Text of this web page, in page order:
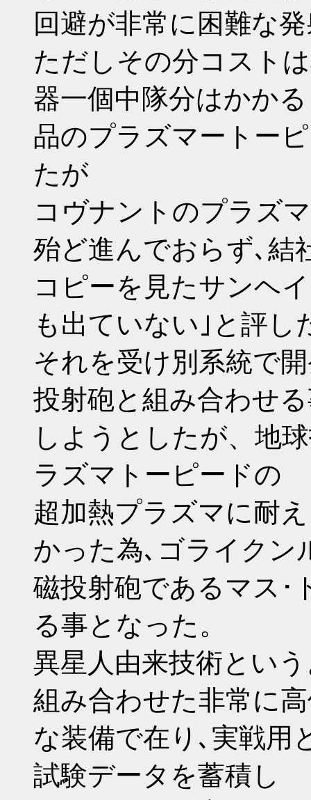
回避が非常に困難な
ただしその分コスト
器一個中隊分はかか
品のプラズマートー
たが
コヴナントのプラズ
殆ど進んでおらず､結
コピーを見たサンヘ
も出ていない｣と評し
それを受け別系統で
投射砲と組み合わせ
しようとしたが、地
ラズマトーピードの
超加熱プラズマに耐
かった為､ゴライクン
磁投射砲であるマス･
る事となった。
異星人由来技術とい
組み合わせた非常に
な装備で在り､実戦用
試験データを蓄積し